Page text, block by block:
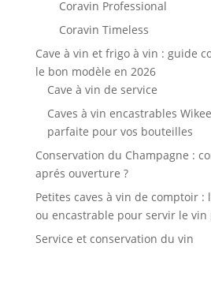
Coravin Professional
Coravin Timeless
Cave à vin et frigo à vin : guide
le bon modèle en 2026
Cave à vin de service
Caves à vin encastrables
parfaite pour vos bouteilles
Conservation du Champagne :
aprés ouverture ?
Petites caves à vin de comptoir :
ou encastrable pour servir le
Service et conservation du vin